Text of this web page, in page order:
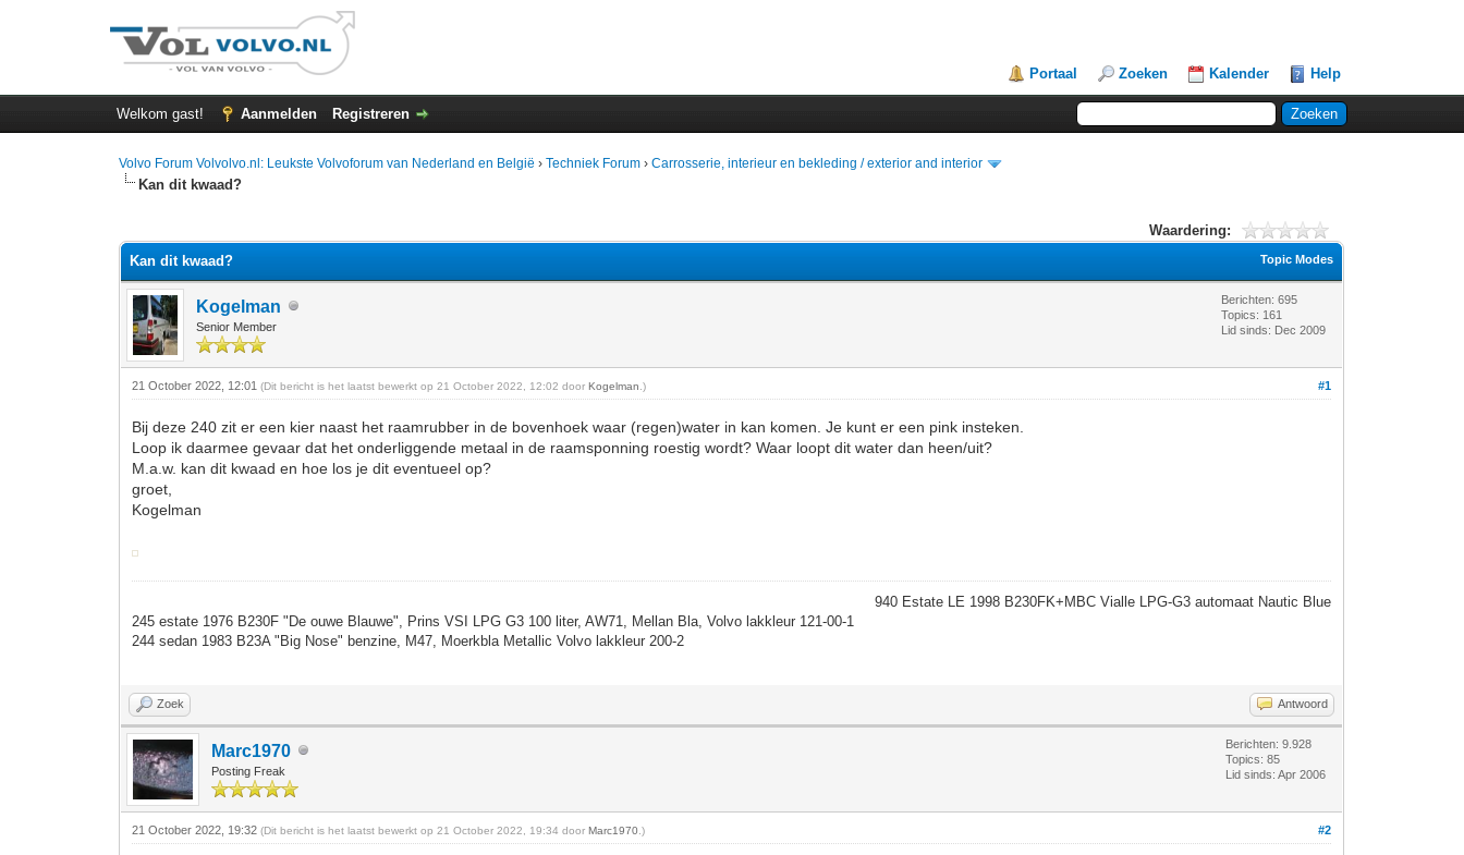
Portaal Zoeken Kalender Help
Welkom gast! Aanmelden Registreren
Volvo Forum Volvolvo.nl: Leukste Volvoforum van Nederland en België ›Techniek Forum ›Carrosserie, interieur en bekleding / exterior and interior
Kan dit kwaad?
Waardering:
Topic Modes
Kan dit kwaad?
Kogelman
Senior Member
Berichten: 695
Topics: 161
Lid sinds: Dec 2009
#1
21 October 2022, 12:01(Dit bericht is het laatst bewerkt op 21 October 2022, 12:02 doorKogelman .)
Bij deze 240 zit er een kier naast het raamrubber in de bovenhoek waar (regen)water in kan komen. Je kunt er een pink insteken.
Loop ik daarmee gevaar dat het onderliggende metaal in de raamsponning roestig wordt? Waar loopt dit water dan heen/uit?
M.a.w. kan dit kwaad en hoe los je dit eventueel op?
groet,
Kogelman
940 Estate LE 1998 B230FK+MBC Vialle LPG-G3 automaat Nautic Blue
245 estate 1976 B230F "De ouwe Blauwe", Prins VSI LPG G3 100 liter, AW71, Mellan Bla, Volvo lakkleur 121-00-1
244 sedan 1983 B23A "Big Nose" benzine, M47, Moerkbla Metallic Volvo lakkleur 200-2
Zoek Antwoord
Marc1970
Posting Freak
Berichten: 9.928
Topics: 85
Lid sinds: Apr 2006
#2
21 October 2022, 19:32(Dit bericht is het laatst bewerkt op 21 October 2022, 19:34 doorMarc1970 .)